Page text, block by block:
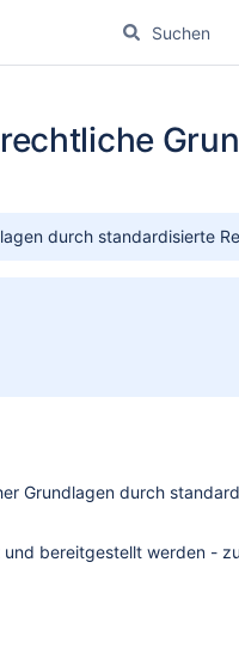
durch standardisierte
Grundlagen durch
bereitgestellt werden -